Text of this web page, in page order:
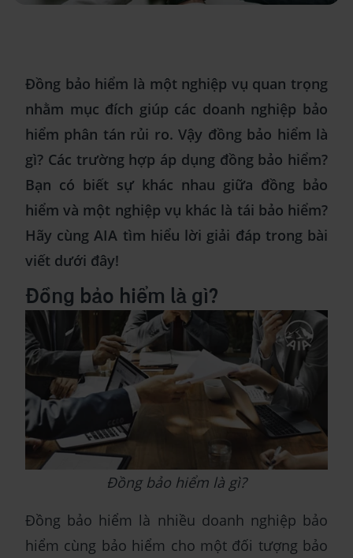
Đồng bảo hiểm là một nghiệp vụ quan trọng
nhằm mục đích giúp các doanh nghiệp bảo
hiểm phân tán rủi ro. Vậy đồng bảo hiểm là
gì? Các trường hợp áp dụng đồng bảo hiểm?
Bạn có biết sự khác nhau giữa đồng bảo
hiểm và một nghiệp vụ khác là tái bảo hiểm?
Hãy cùng AIA tìm hiểu lời giải đáp trong bài
viết dưới đây!
Đồng bảo hiểm là gì?
Đồng bảo hiểm là gì?
Đồng bảo hiểm là nhiều doanh nghiệp bảo
hiểm cùng bảo hiểm cho một đối tượng bảo